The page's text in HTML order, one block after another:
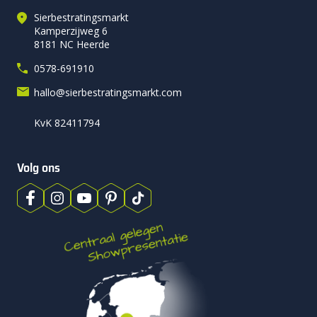
zijn recht. De maat van 60×60 cm zorgt voor een strak
oppervlak. Tegelijk wordt het geheel niet te dominant in een
overdekte ruimte. Daardoor blijft alles mooi in verhouding.
Daarnaast is de Patio Square 60x60x4 geschikt als looppad
tussen verschillende delen van de tuin. Het vierkante formaat
nette verbinding tussen het terras, het gazon en bijvoorbeeld
grindstroken
overgangen en accenten.
Andere formaten binnen de Patio Square
De Patio Square 60x60x4 maakt deel uit van de complete
Patio Square serie, waarin meerdere formaten verkrijgbaar
zijn. Elk formaat heeft zijn eigen karakter en toepassing,
Sierbestratingsmarkt
Kamperzijweg 6
8181 NC Heerde
0578-691910
hallo@sierbestratingsmarkt.com
KvK 82411794
Volg ons